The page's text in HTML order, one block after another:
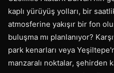
kaplı yürüyüş yolları, bir
atmosferine yakışır bir fon
buluşma mı planlanıyor?
park kenarları veya
manzaralı noktalar, şehirden